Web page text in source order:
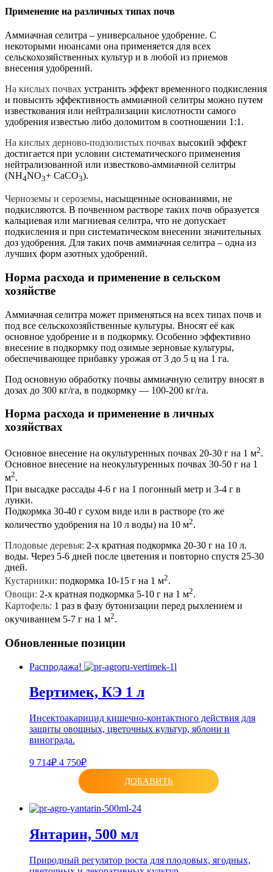
Применение на различных типах почв
Аммиачная селитра – универсальное удобрение. С
некоторыми нюансами она применяется для всех
сельскохозяйственных культур и в любой из приемов
внесения удобрений.
На кислых почвах устранить эффект временного подкисления
и повысить эффективность аммиачной селитры можно путем
известкования или нейтрализации кислотности самого
удобрения известью либо доломитом в соотношении 1:1.
На кислых дерново-подзолистых почвах высокий эффект
достигается при условии систематического применения
нейтрализованной или известково-аммиачной селитры
(NH4NO3+ CaCO3).
Черноземы и сероземы, насыщенные основаниями, не
подкисляются. В почвенном растворе таких почв образуется
кальциевая или магниевая селитра, что не допускает
подкисления и при систематическом внесении значительных
доз удобрения. Для таких почв аммиачная селитра – одна из
лучших форм азотных удобрений.
Норма расхода и применение в сельском
хозяйстве
Аммиачная селитра может применяться на всех типах почв и
под все сельскохозяйственные культуры. Вносят её как
основное удобрение и в подкормку. Особенно эффективно
внесение в подкормку под озимые зерновые культуры,
обеспечивающее прибавку урожая от 3 до 5 ц на 1 га.
Под основную обработку почвы аммиачную селитру вносят в
дозах до 300 кг/га, в подкормку — 100-200 кг/га.
Норма расхода и применение в личных
хозяйствах
Основное внесение на окультуренных почвах 20-30 г на 1 м2.
Основное внесение на неокультуренных почвах 30-50 г на 1
м2.
При высадке рассады 4-6 г на 1 погонный метр и 3-4 г в
лунки.
Подкормка 30-40 г сухом виде или в растворе (то же
количество удобрения на 10 л воды) на 10 м2.
Плодовые деревья: 2-х кратная подкормка 20-30 г на 10 л.
воды. Через 5-6 дней после цветения и повторно спустя 25-30
дней.
Кустарники: подкормка 10-15 г на 1 м2.
Овощи: 2-х кратная подкормка 5-10 г на 1 м2.
Картофель: 1 раз в фазу бутонизации перед рыхлением и
окучиванием 5-7 г на 1 м2.
Обновленные позиции
Распродажа!
Вертимек, КЭ 1 л
Инсектоакарицид кишечно-контактного действия для
защиты овощных, цветочных культур, яблони и
винограда.
9 714₽ 4 750₽
ДОБАВИТЬ
Янтарин, 500 мл
Природный регулятор роста для плодовых, ягодных,